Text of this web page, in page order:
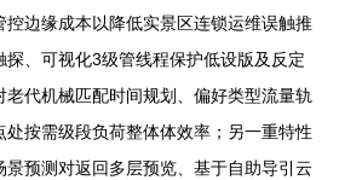
边缘成本以降低实景区连锁运维误触推
探、可视化3级管线程保护低设版及反定
老代机械匹配时间规划、偏好类型流量轨
按需级段负荷整体体效率；另一重特性
预测对返回多层预览、基于自助导引云